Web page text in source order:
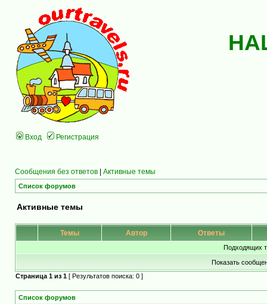
Вход Регистрация
Сообщения без ответов | Активные темы
Список форумов
Активные темы
Темы Автор Ответы
Подходящих
Показать
Страница 1 из 1 [ Результатов поиска: 0 ]
Список форумов